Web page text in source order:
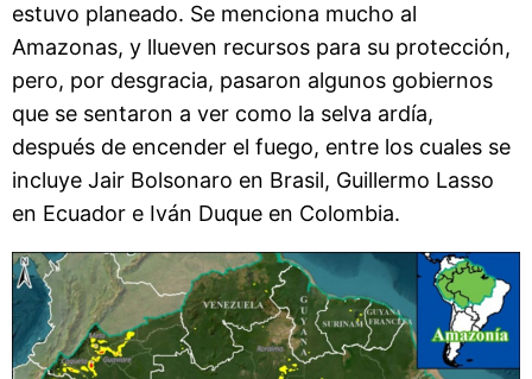
estuvo planeado. Se menciona mucho al
Amazonas, y llueven recursos para su protección,
pero, por desgracia, pasaron algunos gobiernos
que se sentaron a ver como la selva ardía,
después de encender el fuego, entre los cuales se
incluye Jair Bolsonaro en Brasil, Guillermo Lasso
en Ecuador e Iván Duque en Colombia.